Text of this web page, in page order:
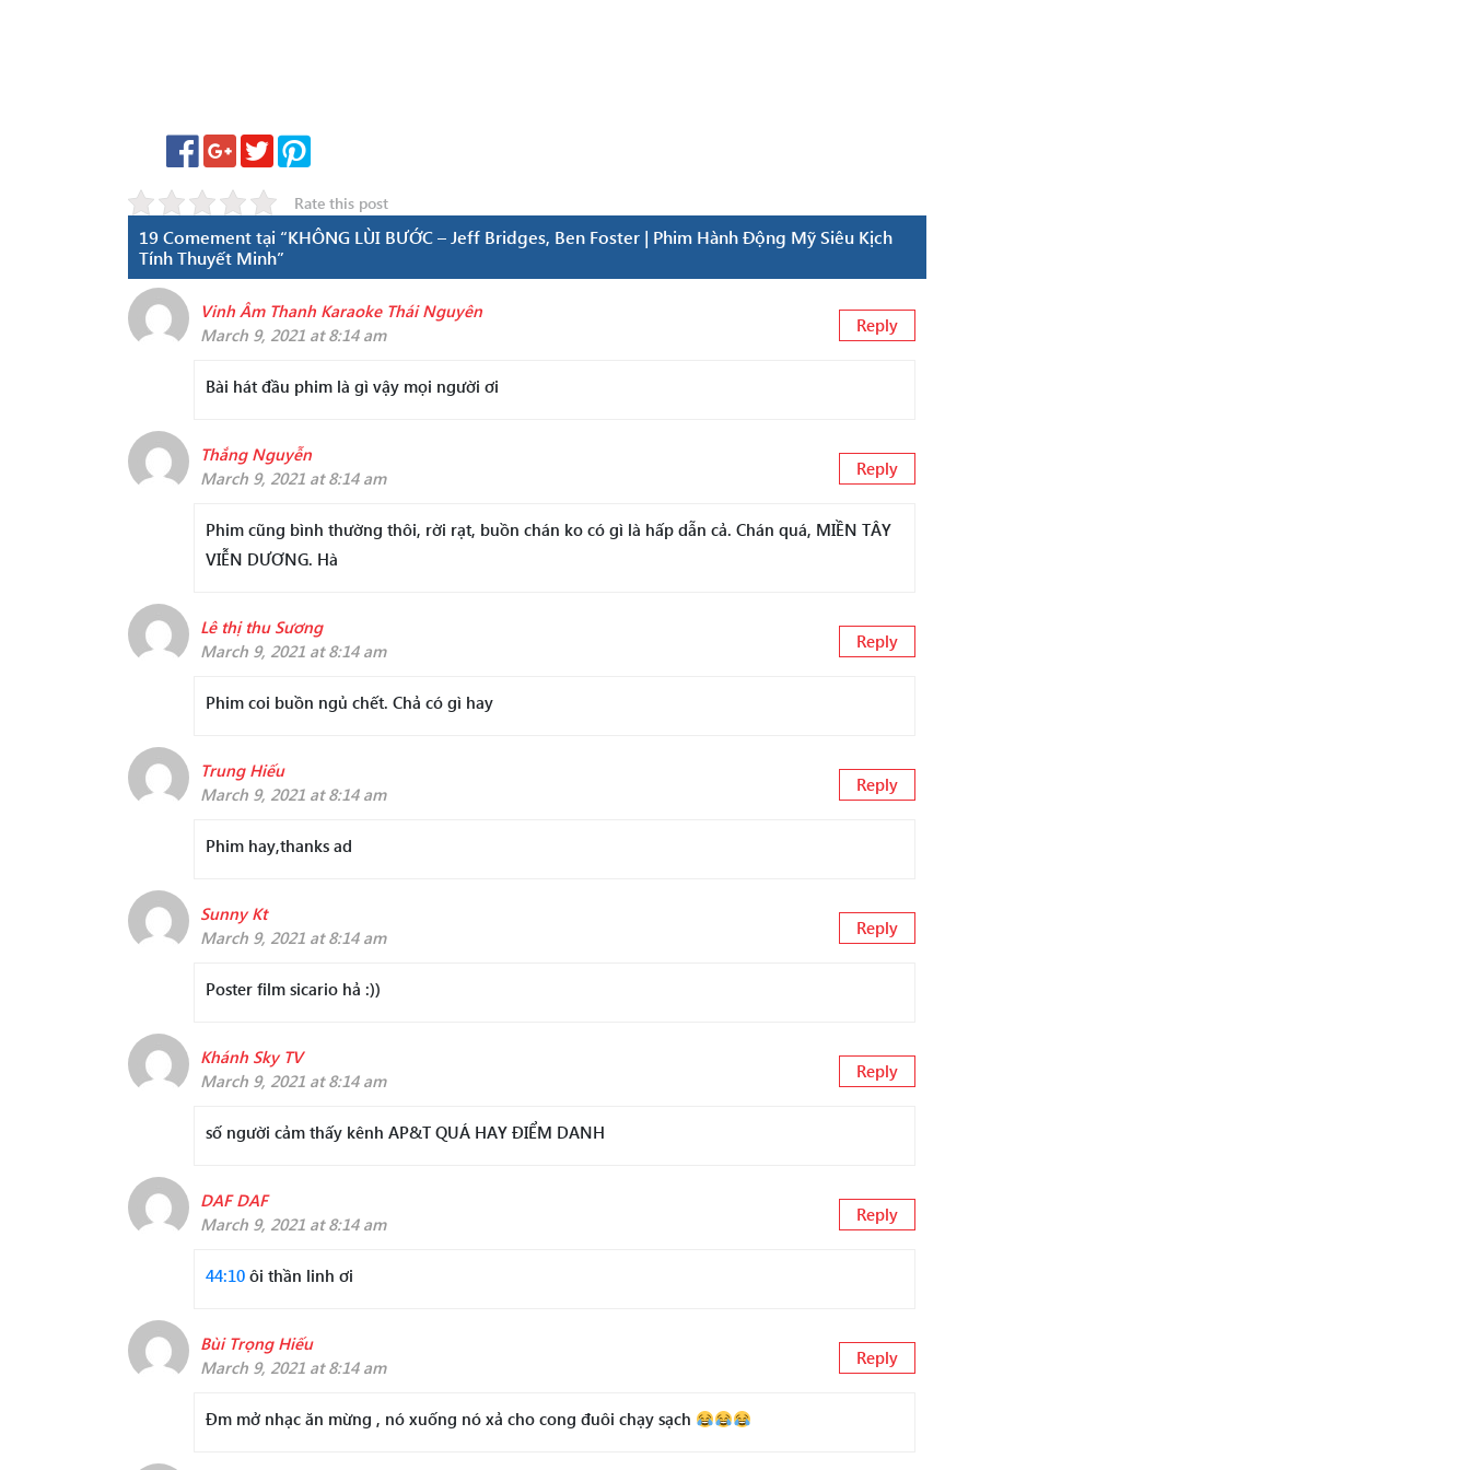
Rate this post
19 Comement tại “KHÔNG LÙI BƯỚC – Jeff Bridges, Ben Foster | Phim Hành Động Mỹ Siêu Kịch
Tính Thuyết Minh”
Vinh Âm Thanh Karaoke Thái Nguyên
March 9, 2021 at 8:14 am
Reply
Bài hát đầu phim là gì vậy mọi người ơi
Thắng Nguyễn
March 9, 2021 at 8:14 am
Reply
Phim cũng bình thường thôi, rời rạt, buồn chán ko có gì là hấp dẫn cả. Chán quá, MIỀN TÂY
VIỄN DƯƠNG. Hà
Lê thị thu Sương
March 9, 2021 at 8:14 am
Reply
Phim coi buồn ngủ chết. Chả có gì hay
Trung Hiếu
March 9, 2021 at 8:14 am
Reply
Phim hay,thanks ad
Sunny Kt
March 9, 2021 at 8:14 am
Reply
Poster film sicario hả :))
Khánh Sky TV
March 9, 2021 at 8:14 am
Reply
số người cảm thấy kênh AP&T QUÁ HAY ĐIỂM DANH
DAF DAF
March 9, 2021 at 8:14 am
Reply
44:10 ôi thần linh ơi
Bùi Trọng Hiếu
March 9, 2021 at 8:14 am
Reply
Đm mở nhạc ăn mừng , nó xuống nó xả cho cong đuôi chạy sạch